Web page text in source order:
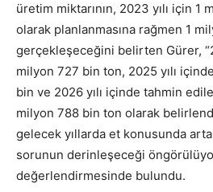
üretim miktarının, 2023 yılı için 1
olarak planlanmasına rağmen 1
gerçekleşeceğini belirten Gürer,
milyon 727 bin ton, 2025 yılı
bin ve 2026 yılı içinde tahmin
milyon 788 bin ton olarak
gelecek yıllarda et konusunda
sorunun derinleşeceği
değerlendirmesinde bulundu.